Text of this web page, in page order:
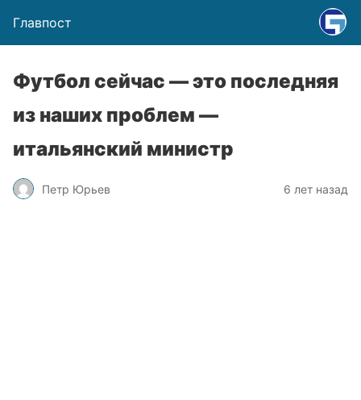
Главпост
Футбол сейчас — это последняя
из наших проблем —
итальянский министр
Петр Юрьев 6 лет назад